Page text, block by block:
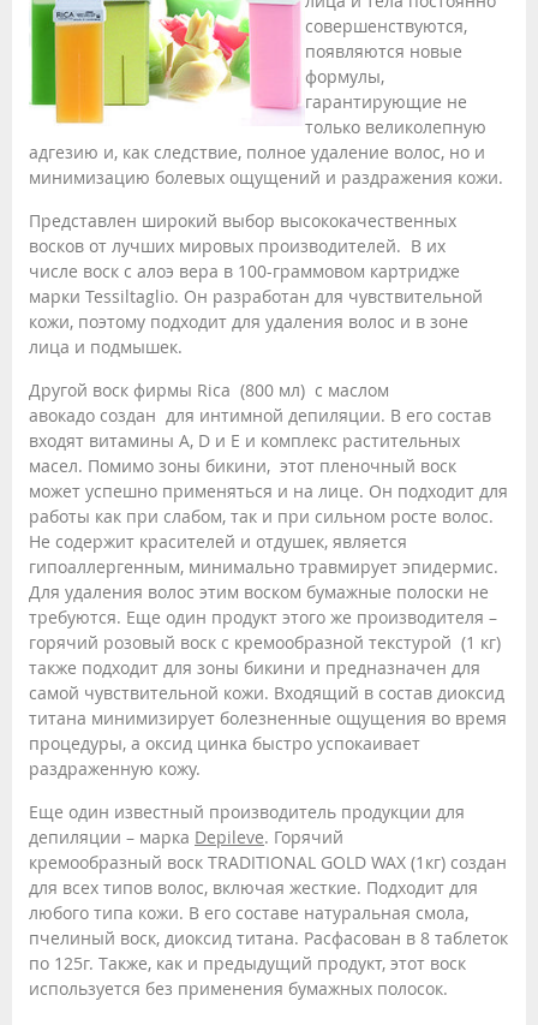
совершенствуются,
появляются новые
формулы,
гарантирующие не
только великолепную
адгезию и, как следствие, полное удаление волос, но и
минимизацию болевых ощущений и раздражения кожи.
Представлен широкий выбор высококачественных
восков от лучших мировых производителей. В их
числе воск с алоэ вера в 100-граммовом картридже
марки Tessiltaglio. Он разработан для чувствительной
кожи, поэтому подходит для удаления волос и в зоне
лица и подмышек.
Другой воск фирмы Rica (800 мл) с маслом
авокадо создан для интимной депиляции. В его состав
входят витамины А, D и E и комплекс растительных
масел. Помимо зоны бикини, этот пленочный воск
может успешно применяться и на лице. Он подходит для
работы как при слабом, так и при сильном росте волос.
Не содержит красителей и отдушек, является
гипоаллергенным, минимально травмирует эпидермис.
Для удаления волос этим воском бумажные полоски не
требуются. Еще один продукт этого же производителя –
горячий розовый воск с кремообразной текстурой (1 кг)
также подходит для зоны бикини и предназначен для
самой чувствительной кожи. Входящий в состав диоксид
титана минимизирует болезненные ощущения во время
процедуры, а оксид цинка быстро успокаивает
раздраженную кожу.
Еще один известный производитель продукции для
депиляции – марка Depileve. Горячий
кремообразный воск TRADITIONAL GOLD WAX (1кг) создан
для всех типов волос, включая жесткие. Подходит для
любого типа кожи. В его составе натуральная смола,
пчелиный воск, диоксид титана. Расфасован в 8 таблеток
по 125г. Также, как и предыдущий продукт, этот воск
используется без применения бумажных полосок.